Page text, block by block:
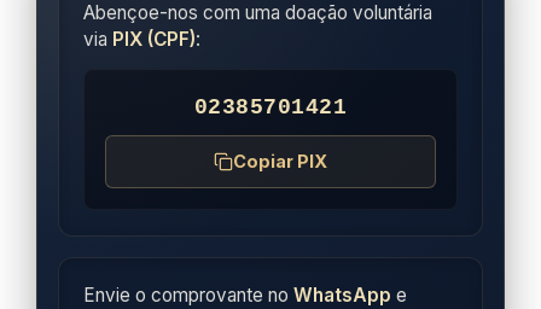
Abençoe-nos com uma doação voluntária
via PIX (CPF):
02385701421
Copiar PIX
Envie o comprovante noWhatsApp e